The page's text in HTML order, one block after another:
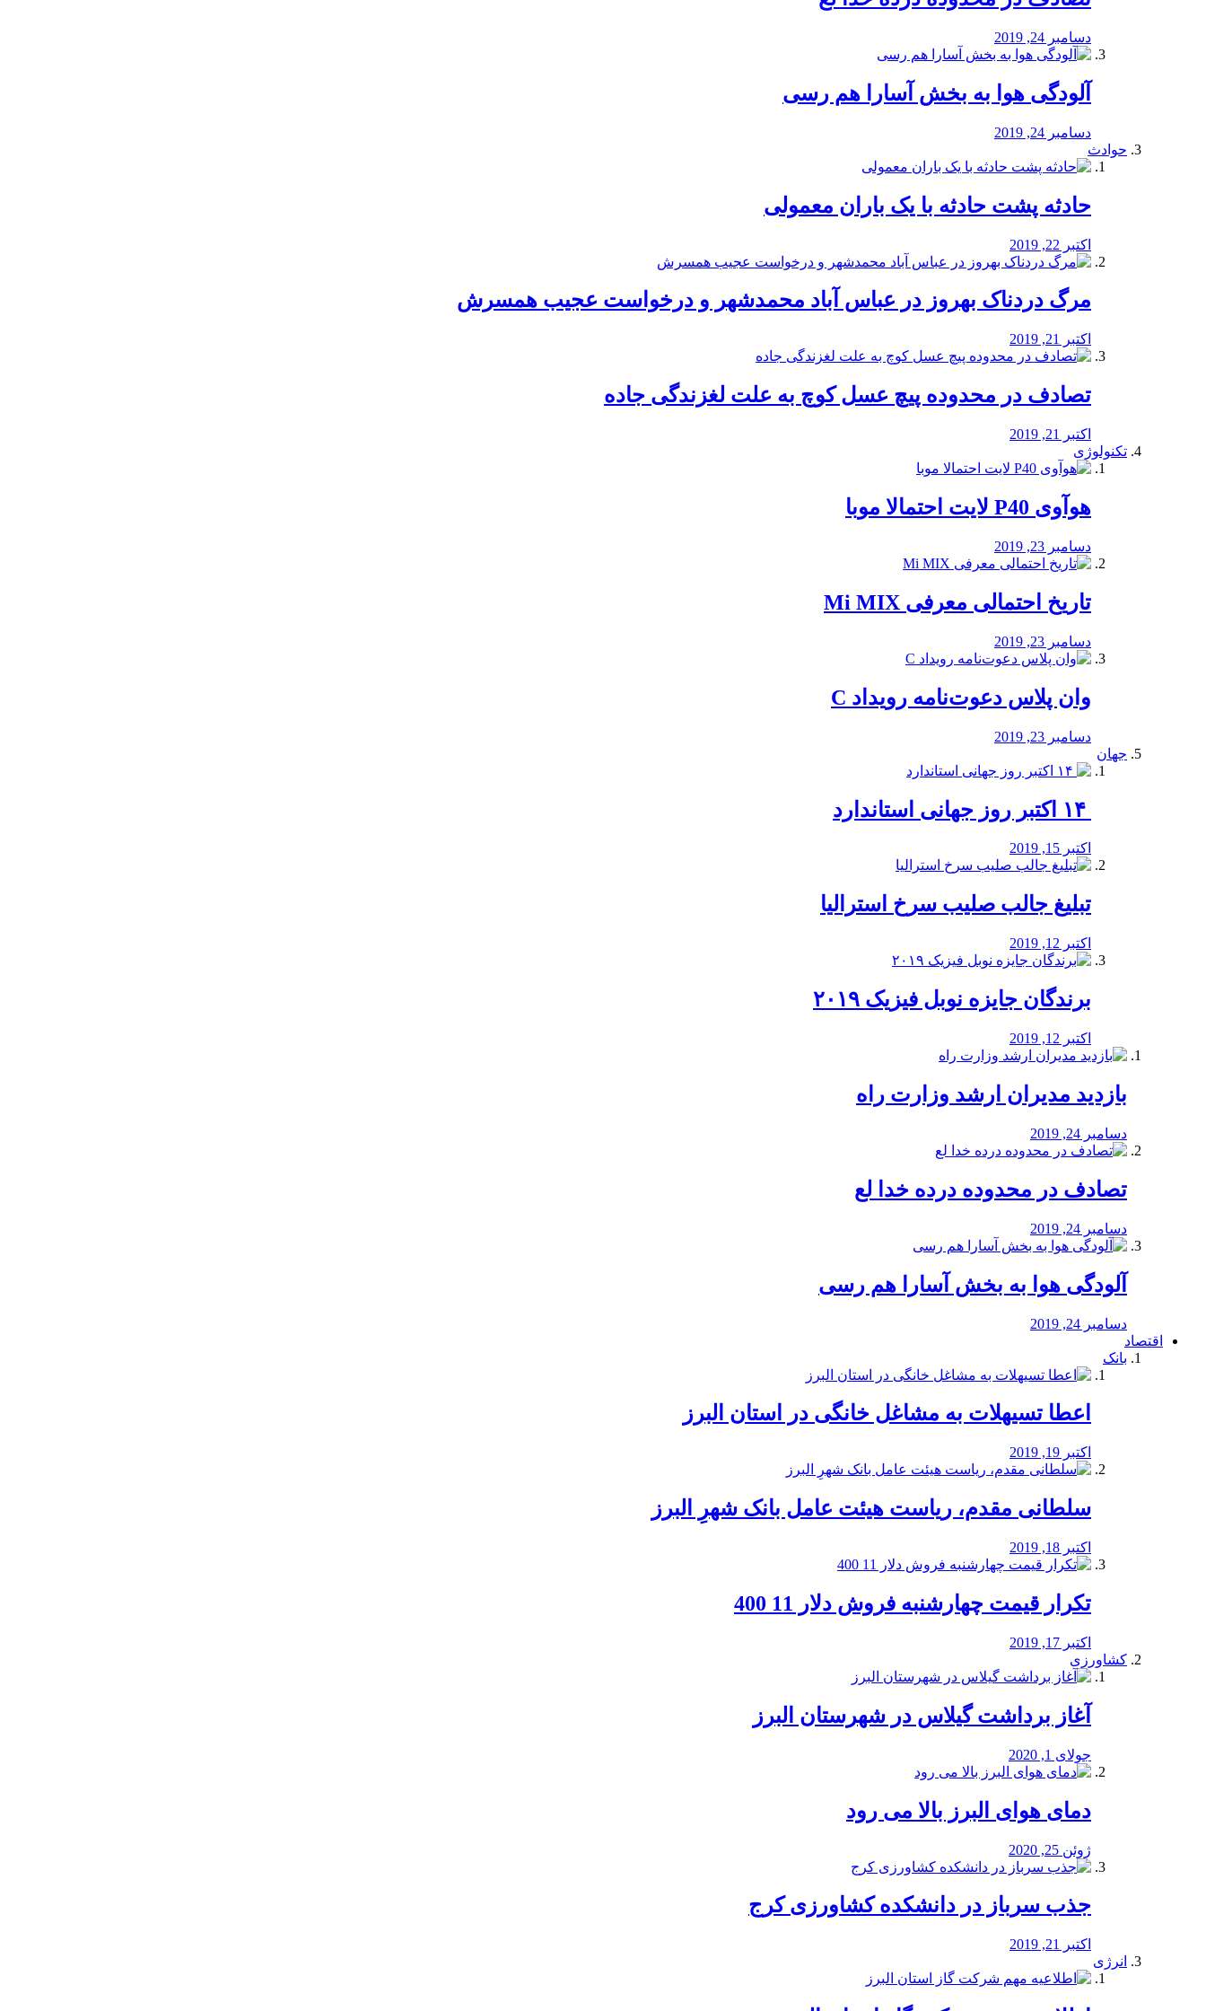
دسامبر 24, 2019
آلودگی هوا به بخش آسارا هم رسی
دسامبر 24, 2019
حوادث
️حادثه پشت حادثه با یک باران معمولی
اکتبر 22, 2019
مرگ دردناک بهروز در عباس آباد محمدشهر و درخواست عجیب همسرش
اکتبر 21, 2019
تصادف در محدوده پیچ عسل کوچ به علت لغزندگی جاده
اکتبر 21, 2019
تکنولوژی
هوآوی P40 لایت احتمالا موبا
دسامبر 23, 2019
تاریخ احتمالی معرفی Mi MIX
دسامبر 23, 2019
وان پلاس دعوت‌نامه رویداد C
دسامبر 23, 2019
جهان
اکتبر 15, 2019
تبلیغ جالب صلیب سرخ استرالیا
اکتبر 12, 2019
برندگان جایزه نوبل فیزیک ۲۰۱۹
اکتبر 12, 2019
بازدید مدیران ارشد وزارت راه
دسامبر 24, 2019
تصادف در محدوده درده خدا لع
دسامبر 24, 2019
آلودگی هوا به بخش آسارا هم رسی
دسامبر 24, 2019
اقتصاد
بانک
️اعطا تسیهلات به مشاغل خانگی در استان البرز
اکتبر 19, 2019
سلطانی مقدم، ریاست هیئت عامل بانک شهرِ البرز
اکتبر 18, 2019
تکرار قیمت چهارشنبه فروش دلار 11 400
اکتبر 17, 2019
کشاورزی
آغاز برداشت گیلاس در شهرستان البرز
جولای 1, 2020
دمای هوای البرز بالا می رود
ژوئن 25, 2020
جذب سرباز در دانشکده کشاورزی کرج
اکتبر 21, 2019
انرژی